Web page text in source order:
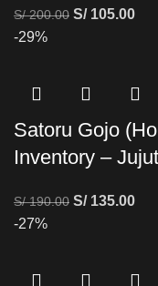
S/200.00 S/105.00
-29%
Satoru Gojo
Inventory –
S/190.00 S/135.00
-27%